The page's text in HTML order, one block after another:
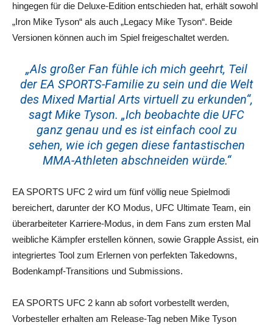
hingegen für die Deluxe-Edition entschieden hat, erhält sowohl
„Iron Mike Tyson“ als auch „Legacy Mike Tyson“. Beide
Versionen können auch im Spiel freigeschaltet werden.
„Als großer Fan fühle ich mich geehrt, Teil
der EA SPORTS-Familie zu sein und die Welt
des Mixed Martial Arts virtuell zu erkunden“,
sagt Mike Tyson. „Ich beobachte die UFC
ganz genau und es ist einfach cool zu
sehen, wie ich gegen diese fantastischen
MMA-Athleten abschneiden würde.“
EA SPORTS UFC 2 wird um fünf völlig neue Spielmodi
bereichert, darunter der KO Modus, UFC Ultimate Team, ein
überarbeiteter Karriere-Modus, in dem Fans zum ersten Mal
weibliche Kämpfer erstellen können, sowie Grapple Assist, ein
integriertes Tool zum Erlernen von perfekten Takedowns,
Bodenkampf-Transitions und Submissions.
EA SPORTS UFC 2 kann ab sofort vorbestellt werden,
Vorbesteller erhalten am Release-Tag neben Mike Tyson